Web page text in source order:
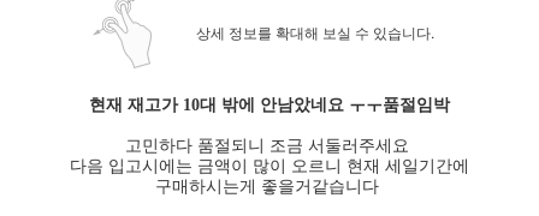
상세 정보를 확대해 보실 수 있습니다.
현재 재고가 10대 밖에 안남았네요 ㅜㅜ품절임박
고민하다 품절되니 조금 서둘러주세요
다음 입고시에는 금액이 많이 오르니 현재 세일기간에
구매하시는게 좋을거같습니다